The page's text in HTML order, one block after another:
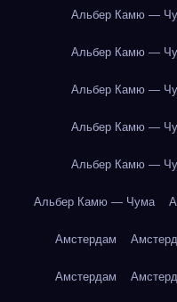
Альбер Камю —
Альбер Камю —
Альбер Камю —
Альбер Камю —
Альбер Камю —
Альбер Камю — Чума
Амстердам
Амстердам